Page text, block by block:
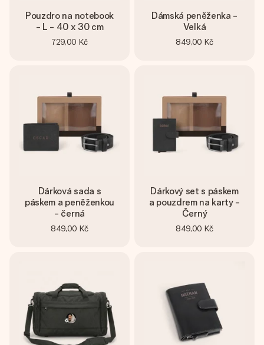
Pouzdro na notebook
- L - 40 x 30 cm
729,00 Kč
Dámská peněženka -
Velká
849,00 Kč
Dárková sada s
páskem a peněženkou
- černá
849,00 Kč
Dárkový set s páskem
a pouzdrem na karty -
Černý
849,00 Kč